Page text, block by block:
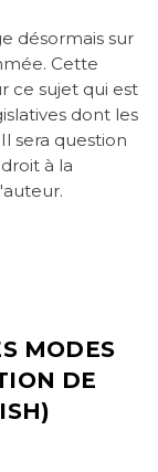
désormais sur
Cette
ce sujet qui est
dont les
sera question
à la
MODES
DE